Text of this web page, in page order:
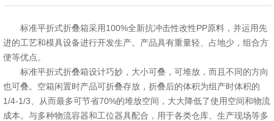
标准平折式折叠箱采用100%全新抗冲击性改性PP原料，并运用先
进的工艺和模具设备进行开发生产。产品具有重量轻、占地少，组合方
便等优点。
标准平折式折叠箱设计巧妙，大小可叠，可堆放，而且不同的方向
也可叠。空箱闲置时产品可折叠存放，折叠后的体积为组产时体积的
1/4-1/3、从而最多可节省70%的堆放空间，大大降低了使用空间和物流
成本。与多种物流容器和工位器具配合，用于各类仓库、生产现场等多